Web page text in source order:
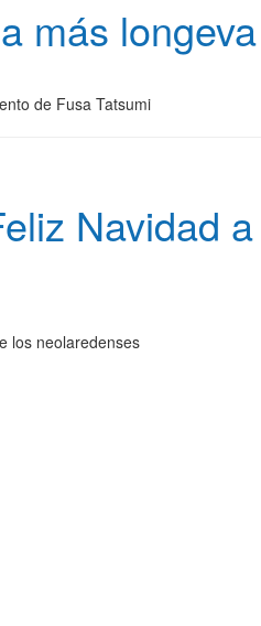
más
de Fusa Tatsumi
Navidad
los neolaredenses